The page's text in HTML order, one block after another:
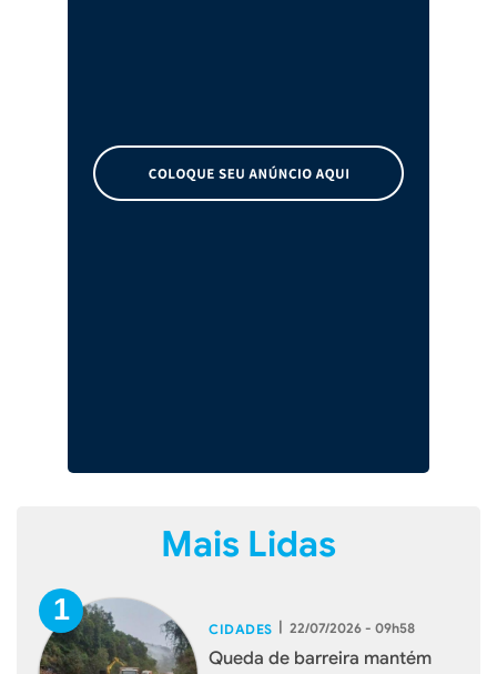
Mais Lidas
CIDADES | 22/07/2026 - 09h58
Queda de barreira mantém